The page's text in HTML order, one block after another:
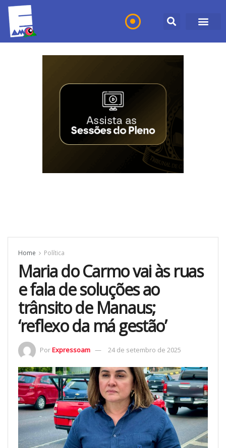
Home Política
Maria do Carmo vai às ruas
e fala de soluções ao
trânsito de Manaus;
‘reflexo da má gestão’
PorExpressoam 24 de setembro de 2025